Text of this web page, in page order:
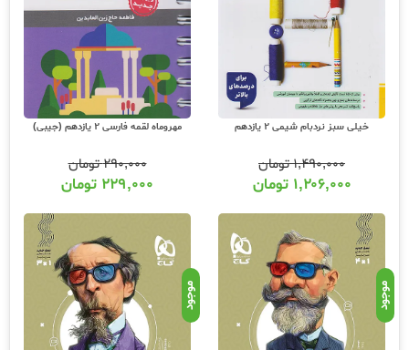
خیلی سبز نردبام شیمی 2 یازدهم
۱,۴۹۰,۰۰۰تومان
۱,۲۰۶,۰۰۰ تومان
مهروماه لقمه فارسی 2 یازدهم (جیبی)
۲۹۰,۰۰۰تومان
۲۲۹,۰۰۰ تومان
موجود موجود